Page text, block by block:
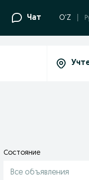
Чат O'Z
Состояние
Все объявления